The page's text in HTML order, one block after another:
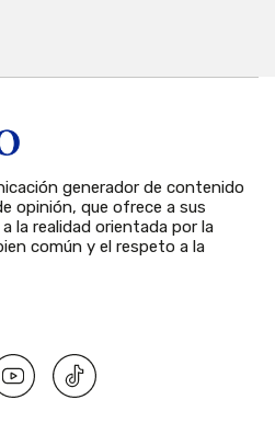
generador de contenido
opinión, que ofrece a sus
la realidad orientada por la
común y el respeto a la